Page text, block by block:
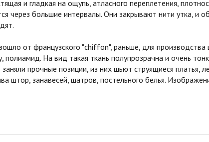
и гладкая на ощупь, атласного переплетения,
через большие интервалы. Они закрывают нити утка, и
от французского "chiffon", раньше, для производства
полиамид. На вид такая ткань полупрозрачна и очень
прочные позиции, из них шьют струящиеся
штор, занавесей, шатров, постельного белья.